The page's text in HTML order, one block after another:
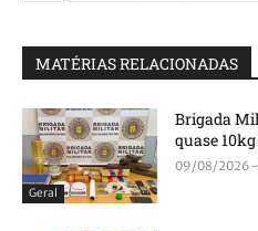
MATÉRIAS RELACIONADAS
Geral
Brigada
quase
09/08/2026